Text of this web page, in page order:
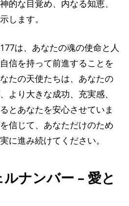
的な目覚め、内なる知恵、
します。
は、あなたの魂の使命と人
信を持って前進することを
たの天使たちは、あなたの
より大きな成功、充実感、
とあなたを安心させていま
信じて、あなただけのため
に進み続けてください。
ナンバー – 愛と